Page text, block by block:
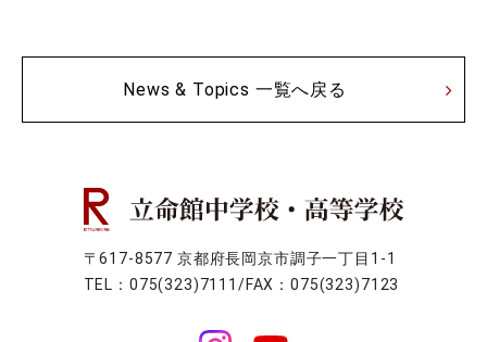
News & Topics 一覧へ戻る
〒617-8577 京都府長岡京市調子一丁目1-1
TEL：075(323)7111/FAX：075(323)7123